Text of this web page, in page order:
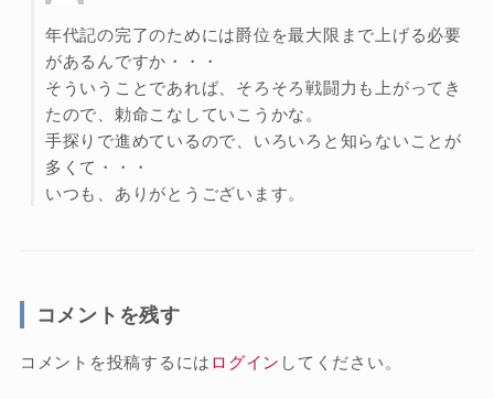
年代記の完了のためには爵位を最大限まで上げる必要
があるんですか・・・
そういうことであれば、そろそろ戦闘力も上がってき
たので、勅命こなしていこうかな。
手探りで進めているので、いろいろと知らないことが
多くて・・・
いつも、ありがとうございます。
コメントを残す
コメントを投稿するにはログイン してください。